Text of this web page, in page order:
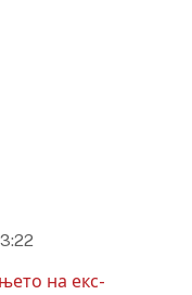
на екс-